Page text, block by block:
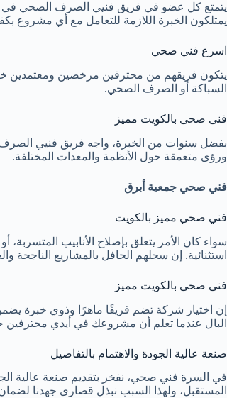
يتمتع كل عضو في فريق فنيي الصرف الصحي في
يمتلكون الخبرة اللازمة للتعامل مع أي مشروع
اسرع فني صحي
يتكون فريقهم من محترفين مرخصين ومعتمدين
السباكة أو الصرف الصحي.
فنى صحى بالكويت مميز
بفضل سنوات من الخبرة، واجه فريق فنيي
ورؤى متعمقة حول الأنظمة والمعدات المختلفة.
فني صحي جمعية أبرق
فني صحي مميز بالكويت
سواء كان الأمر يتعلق بإصلاح الأنابيب
استثنائية. إن سجلهم الحافل بالمشاريع الناجحة
فنى صحى بالكويت مميز
البال عندما تعلم أن مشروعك في أيدي محترفين
صنعة عالية الجودة والاهتمام بالتفاصيل
في السرة فني صحي، نفخر بتقديم صنعة عالية
المستقبل، ولهذا السبب نبذل قصارى جهدنا